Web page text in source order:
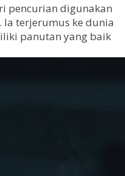
pencurian digunakan
terjerumus ke dunia
panutan yang baik